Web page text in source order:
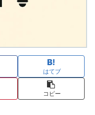
はてブ
コピー